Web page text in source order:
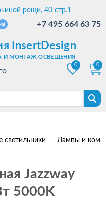
рощи, 40 стр.1
+7 495 664 63 75
InsertDesign
И МОНТАЖ ОСВЕЩЕНИЯ
0
0
светильники Лампы и
Jazzway
5000K